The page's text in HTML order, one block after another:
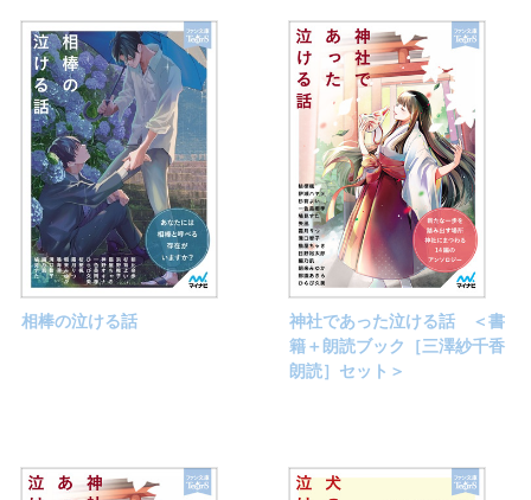
相棒の泣ける話
神社であった泣ける話 ＜書
籍＋朗読ブック［三澤紗千香
朗読］セット＞